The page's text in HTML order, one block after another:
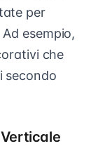
per
esempio,
che
secondo